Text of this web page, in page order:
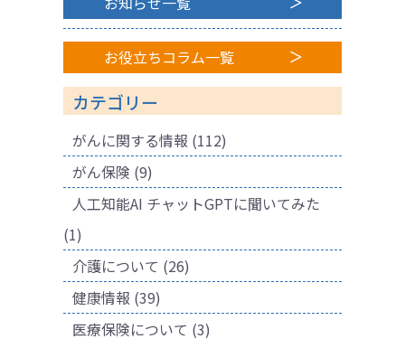
お役立ちコラム一覧
カテゴリー
がんに関する情報 (112)
がん保険 (9)
人工知能AI チャットGPTに聞いてみた
(1)
介護について (26)
健康情報 (39)
医療保険について (3)